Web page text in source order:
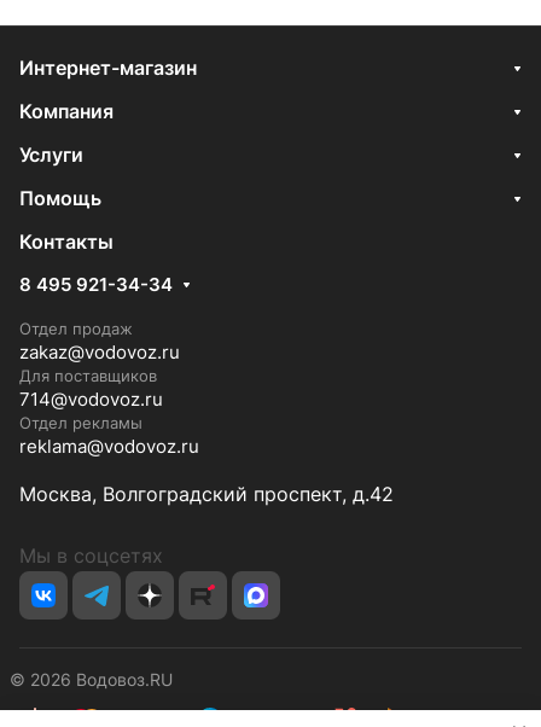
Интернет-магазин
Компания
Услуги
Помощь
Контакты
8 495 921-34-34
Отдел продаж
zakaz@vodovoz.ru
Для поставщиков
714@vodovoz.ru
Отдел рекламы
reklama@vodovoz.ru
Москва, Волгоградский проспект, д.42
Мы в соцсетях
© 2026 Водовоз.RU